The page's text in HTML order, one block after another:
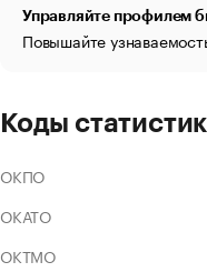
Управляйте профилем
Повышайте
Коды
ОКПО
ОКАТО
ОКТМО